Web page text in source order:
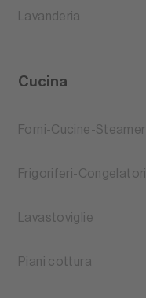
Lavanderia
Cucina
Forni-Cucine-Steamer
Frigoriferi-Congelatori
Lavastoviglie
Piani cottura